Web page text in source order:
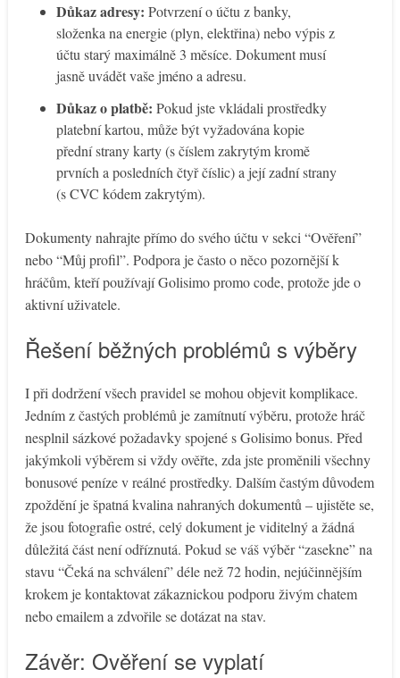
Důkaz adresy: Potvrzení o účtu z banky,
složenka na energie (plyn, elektřina) nebo výpis z
účtu starý maximálně 3 měsíce. Dokument musí
jasně uvádět vaše jméno a adresu.
Důkaz o platbě: Pokud jste vkládali prostředky
platební kartou, může být vyžadována kopie
přední strany karty (s číslem zakrytým kromě
prvních a posledních čtyř číslic) a její zadní strany
(s CVC kódem zakrytým).
Dokumenty nahrajte přímo do svého účtu v sekci “Ověření”
nebo “Můj profil”. Podpora je často o něco pozornější k
hráčům, kteří používají Golisimo promo code, protože jde o
aktivní uživatele.
Řešení běžných problémů s výběry
I při dodržení všech pravidel se mohou objevit komplikace.
Jedním z častých problémů je zamítnutí výběru, protože hráč
nesplnil sázkové požadavky spojené s Golisimo bonus. Před
jakýmkoli výběrem si vždy ověřte, zda jste proměnili všechny
bonusové peníze v reálné prostředky. Dalším častým důvodem
zpoždění je špatná kvalina nahraných dokumentů – ujistěte se,
že jsou fotografie ostré, celý dokument je viditelný a žádná
důležitá část není odříznutá. Pokud se váš výběr “zasekne” na
stavu “Čeká na schválení” déle než 72 hodin, nejúčinnějším
krokem je kontaktovat zákaznickou podporu živým chatem
nebo emailem a zdvořile se dotázat na stav.
Závěr: Ověření se vyplatí